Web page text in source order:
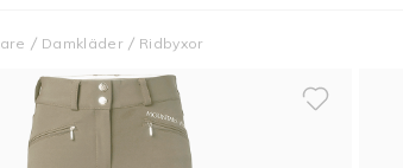
Damkläder Ridbyxor